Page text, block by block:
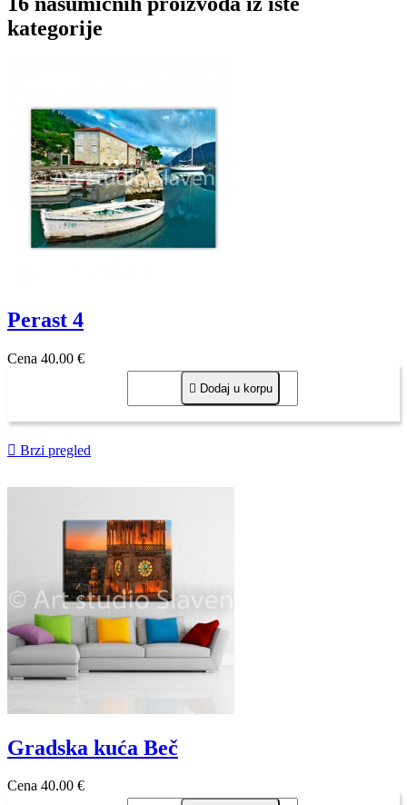
kategorije
Perast 4
Cena 40,00 €
 Dodaj u korpu
 Brzi pregled
Gradska kuća Beč
Cena 40,00 €